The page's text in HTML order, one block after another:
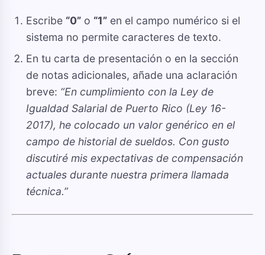
Escribe “0” o “1” en el campo numérico si el
sistema no permite caracteres de texto.
En tu carta de presentación o en la sección
de notas adicionales, añade una aclaración
breve: “En cumplimiento con la Ley de
Igualdad Salarial de Puerto Rico (Ley 16-
2017), he colocado un valor genérico en el
campo de historial de sueldos. Con gusto
discutiré mis expectativas de compensación
actuales durante nuestra primera llamada
técnica.”